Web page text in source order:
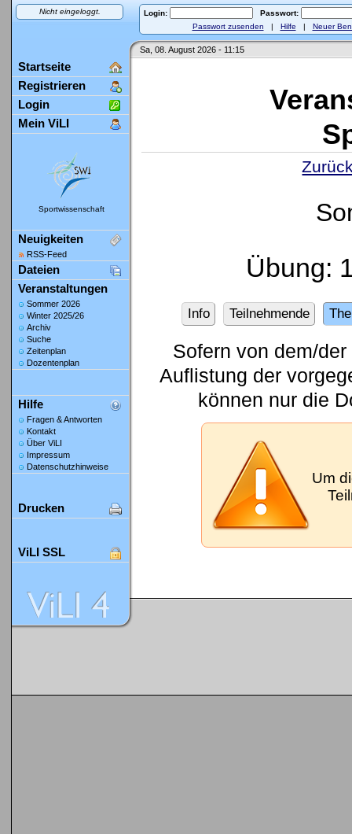
Nicht eingeloggt. Login:
Passwort:
Passwort zusenden | Hilfe | Neuer
Sa, 08. August 2026 - 11:15
Startseite
Registrieren
Login
Mein ViLI
Sportwissenschaft
Neuigkeiten
RSS-Feed
Dateien
Veranstaltungen
Sommer 2026
Winter 2025/26
Archiv
Suche
Zeitenplan
Dozentenplan
Hilfe
Fragen & Antworten
Kontakt
Über ViLI
Impressum
Datenschutzhinweise
Drucken
ViLI SSL
Übung:
Info Teilnehmende
Sofern von dem/
Auflistung der
können nur die
Um